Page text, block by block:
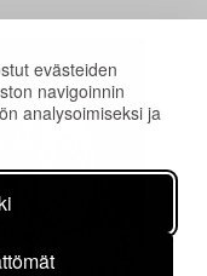
evästeiden
navigoinnin
analysoimiseksi ja